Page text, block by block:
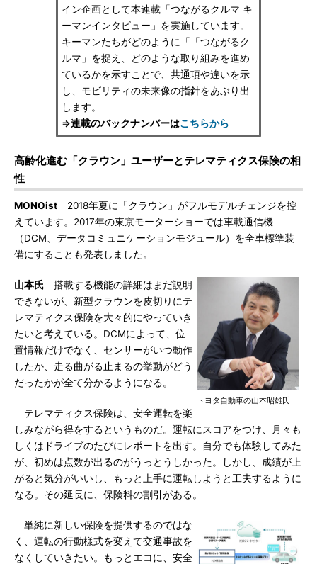
イン企画として本連載「つながるクルマ キ
ーマンインタビュー」を実施しています。
キーマンたちがどのように「「つながるク
ルマ」を捉え、どのような取り組みを進め
ているかを示すことで、共通項や違いを示
し、モビリティの未来像の指針をあぶり出
します。
⇒連載のバックナンバーはこちらから
高齢化進む「クラウン」ユーザーとテレマティクス保険の相
性
MONOist 2018年夏に「クラウン」がフルモデルチェンジを控
えています。2017年の東京モーターショーでは車載通信機
（DCM、データコミュニケーションモジュール）を全車標準装
備にすることも発表しました。
トヨタ自動車の山本昭雄氏
山本氏 搭載する機能の詳細はまだ説明
できないが、新型クラウンを皮切りにテ
レマティクス保険を大々的にやっていき
たいと考えている。DCMによって、位
置情報だけでなく、センサーがいつ動作
したか、走る曲がる止まるの挙動がどう
だったかが全て分かるようになる。
テレマティクス保険は、安全運転を楽
しみながら得をするというものだ。運転にスコアをつけ、月々も
しくはドライブのたびにレポートを出す。自分でも体験してみた
が、初めは点数が出るのがうっとうしかった。しかし、成績が上
がると気分がいいし、もっと上手に運転しようと工夫するように
なる。その延長に、保険料の割引がある。
単純に新しい保険を提供するのではな
く、運転の行動様式を変えて交通事故を
なくしていきたい。もっとエコに、安全